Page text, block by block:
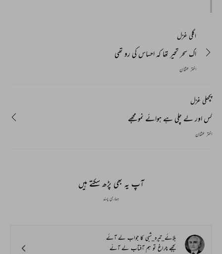
اگلی غزل
اک سحر تحیر تھا کہ احساس کی رو تھی
اختر عثمان
پچھلی غزل
کس اور لے چلی ہے ہوائے نمو مجھے
اختر عثمان
آپ یہ بھی پڑھ سکتے ہیں
ہماری پسند
بلائے_تیرہ_شبی کا جواب لے آئے
بجھے چراغ تو ہم آفتاب لے آئے